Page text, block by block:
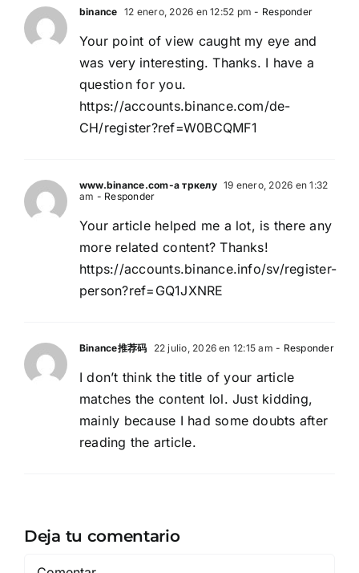
binance 12 enero, 2026 en 12:52 pm - Responder
Your point of view caught my eye and
was very interesting. Thanks. I have a
question for you.
https://accounts.binance.com/de-
CH/register?ref=W0BCQMF1
www.binance.com-а тркелу 19 enero, 2026 en 1:32
am - Responder
Your article helped me a lot, is there any
more related content? Thanks!
https://accounts.binance.info/sv/register-
person?ref=GQ1JXNRE
Binance推荐码 22 julio, 2026 en 12:15 am - Responder
I don’t think the title of your article
matches the content lol. Just kidding,
mainly because I had some doubts after
reading the article.
Deja tu comentario
Comentar